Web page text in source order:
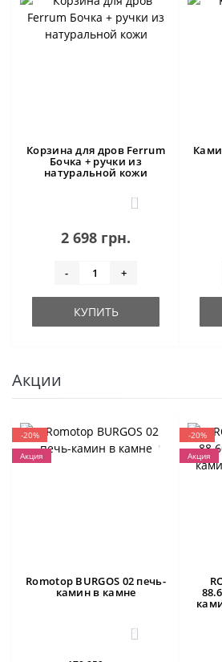
Корзина для дров Ferrum
Бочка + ручки из
натуральной кожи
0
2 698 грн.
- +
КУПИТЬ
Акции
-20%
Акция
Romotop BURGOS 02 печь-
камин в камне
3
-20%
Акция